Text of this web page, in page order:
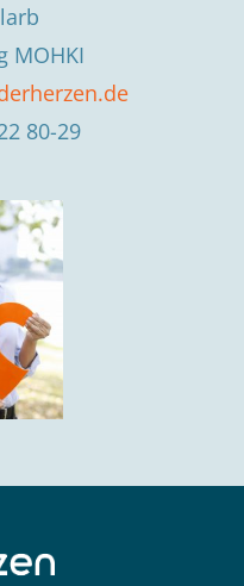
MOHKI
80-29